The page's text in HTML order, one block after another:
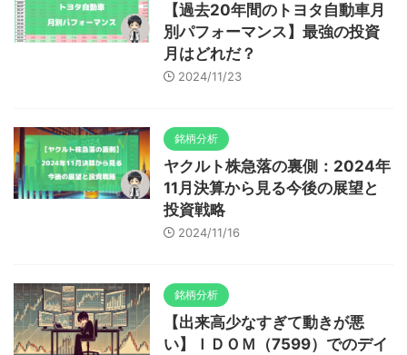
【過去20年間のトヨタ自動車月
別パフォーマンス】最強の投資
月はどれだ？
2024/11/23
銘柄分析
ヤクルト株急落の裏側：2024年
11月決算から見る今後の展望と
投資戦略
2024/11/16
銘柄分析
【出来高少なすぎて動きが悪
い】ＩＤＯＭ（7599）でのデイ